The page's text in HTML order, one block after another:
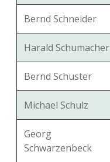
Bernd Schneider
Harald Schumacher
Bernd Schuster
Michael Schulz
Georg
Schwarzenbeck